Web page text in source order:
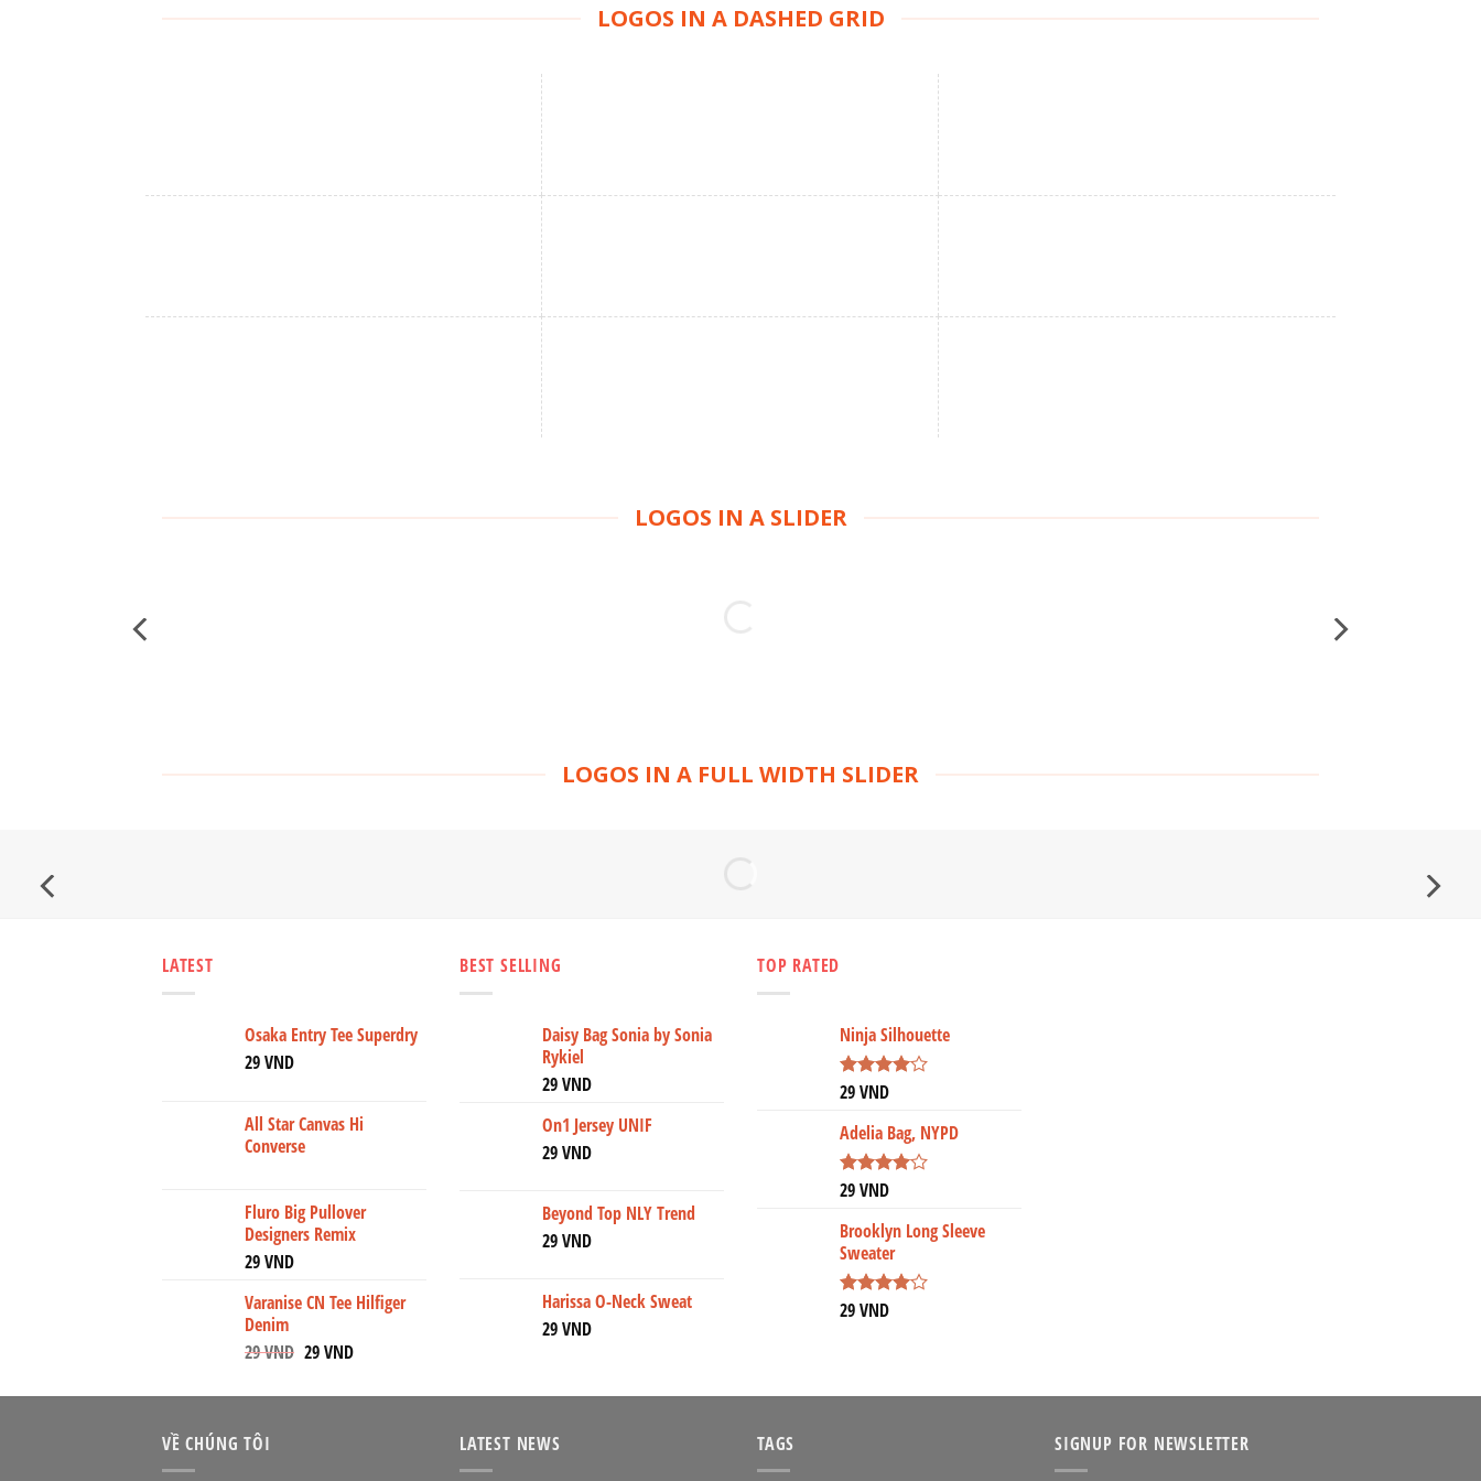
LOGOS IN A DASHED GRID
LOGOS IN A SLIDER
LOGOS IN A FULL WIDTH SLIDER
LATEST
Osaka Entry Tee Superdry
29VND
All Star Canvas Hi
Converse
Fluro Big Pullover
Designers Remix
29VND
Varanise CN Tee Hilfiger
Denim
29VND 29VND
BEST SELLING
Daisy Bag Sonia by Sonia
Rykiel
29VND
On1 Jersey UNIF
29VND
Beyond Top NLY Trend
29VND
Harissa O-Neck Sweat
29VND
TOP RATED
Ninja Silhouette
Được
4.005
sao
29VND
Adelia Bag, NYPD
Được
4.00
5
sao
29VND
Brooklyn Long Sleeve
Sweater
Được
29VND
VỀ CHÚNG TÔI LATEST NEWS TAGS SIGNUP FOR NEWSLETTER